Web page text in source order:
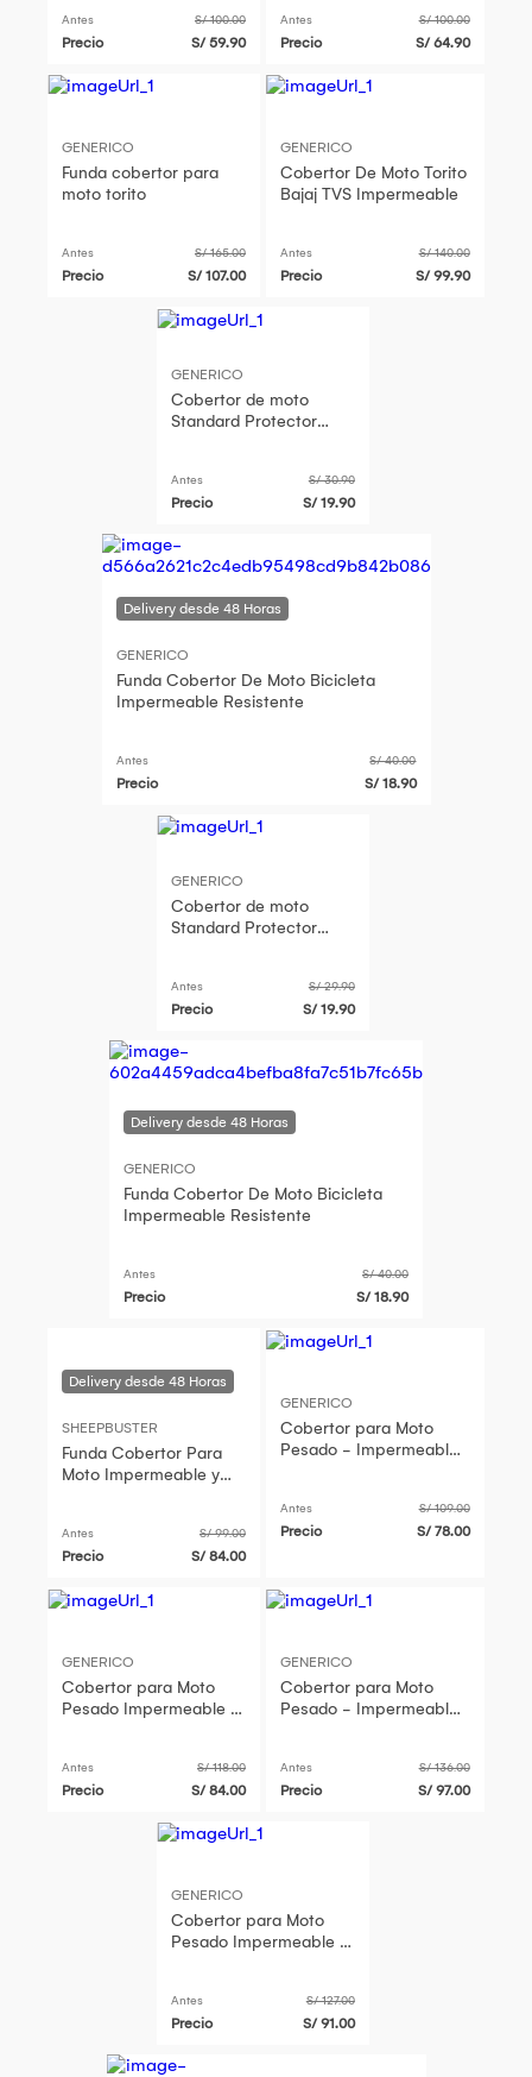
Antes S/ 100.00
Precio S/ 59.90
Antes S/ 100.00
Precio S/ 64.90
GENERICO
Funda cobertor para
moto torito
Antes S/ 165.00
Precio S/ 107.00
GENERICO
Cobertor De Moto Torito
Bajaj TVS Impermeable
Antes S/ 140.00
Precio S/ 99.90
GENERICO
Cobertor de moto
Standard Protector
Antes S/ 30.90
Precio S/ 19.90
GENERICO
Funda Cobertor De Moto Bicicleta
Impermeable Resistente
Antes S/ 40.00
Precio S/ 18.90
GENERICO
Cobertor de moto
Standard Protector
Antes S/ 29.90
Precio S/ 19.90
GENERICO
Funda Cobertor De Moto Bicicleta
Impermeable Resistente
Antes S/ 40.00
Precio S/ 18.90
SHEEPBUSTER
Funda Cobertor Para
Moto Impermeable y
Antes S/ 99.00
Precio S/ 84.00
GENERICO
Cobertor para Moto
Pesado - Impermeable
Antes S/ 109.00
Precio S/ 78.00
GENERICO
Cobertor para Moto
Pesado Impermeable -
Antes S/ 118.00
Precio S/ 84.00
GENERICO
Cobertor para Moto
Pesado - Impermeable
Antes S/ 136.00
Precio S/ 97.00
GENERICO
Cobertor para Moto
Pesado Impermeable -
Antes S/ 127.00
Precio S/ 91.00